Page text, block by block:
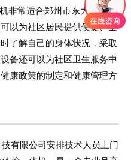
非常适合郑州市东大街社区
以为社区居民提供便捷、全
了解自己的身体状况，采取
备还可以为社区卫生服务中
康政策的制定和健康管理方
有限公司安排技术人员上门